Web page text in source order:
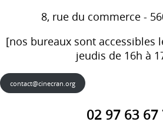
8, rue du commerce -
[nos bureaux sont accessibles
jeudis de 16h à
contact@cinecran.org
02 97 63 67